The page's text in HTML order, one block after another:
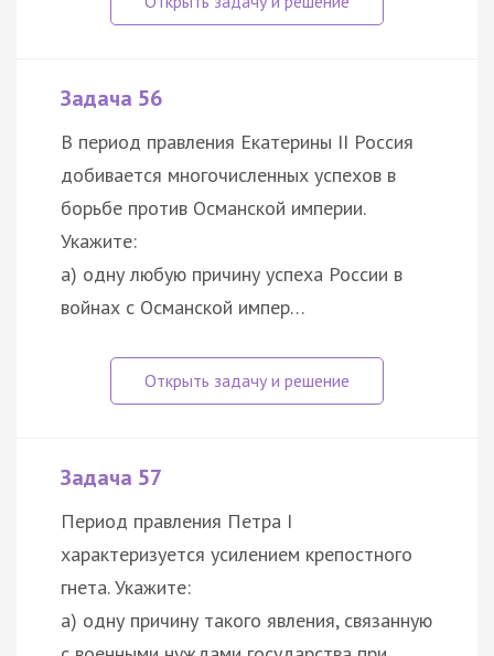
Задача 56
В период правления Екатерины II Россия
добивается многочисленных успехов в
борьбе против Османской империи.
Укажите:
а) одну любую причину успеха России в
войнах с Османской импер…
Задача 57
Период правления Петра I
характеризуется усилением крепостного
гнета. Укажите:
а) одну причину такого явления, связанную